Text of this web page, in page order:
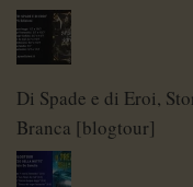
Di Spade e di Eroi,
Branca [blogtour]